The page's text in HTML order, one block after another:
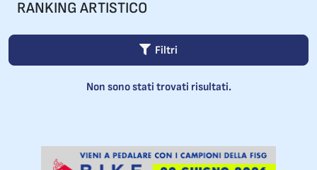
RANKING ARTISTICO
Filtri
Non sono stati trovati risultati.